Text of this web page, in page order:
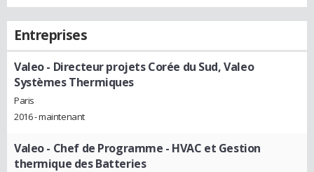
Entreprises
Valeo- Directeur projets Corée du Sud, Valeo
Systèmes Thermiques
Paris
2016 - maintenant
Valeo- Chef de Programme - HVAC et Gestion
thermique des Batteries